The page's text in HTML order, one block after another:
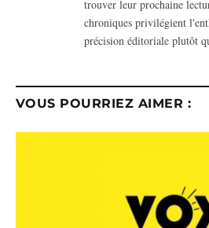
trouver leur prochaine
chroniques privilégient
précision éditoriale plutôt
VOUS POURRIEZ AIMER :